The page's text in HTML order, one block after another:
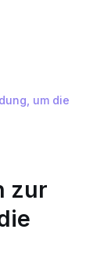
um die
zur